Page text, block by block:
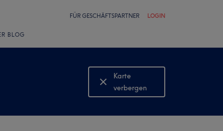
FÜR GESCHÄFTSPARTNER LOGIN
BLOG
Karte
verbergen
Karte